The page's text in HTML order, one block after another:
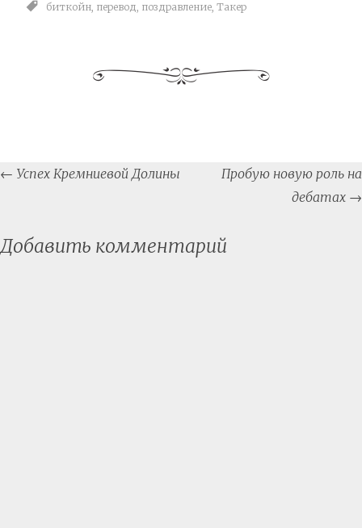
биткойн, перевод, поздравление, Такер
Post
navigation
← Успех Кремниевой Долины
Пробую новую роль на
дебатах →
Добавить комментарий